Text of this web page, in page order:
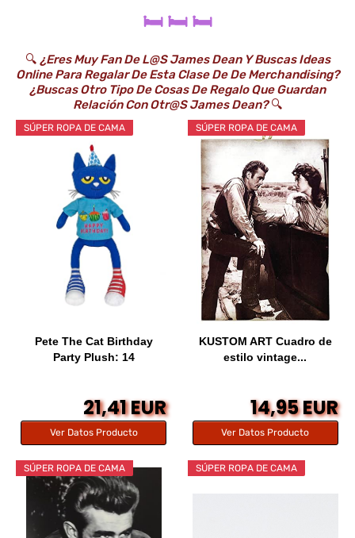
🛏️ 🛏️ 🛏️
🔍 ¿Eres Muy Fan De L@s James Dean Y Buscas Ideas
Online Para Regalar De Esta Clase De De Merchandising?
¿Buscas Otro Tipo De Cosas De Regalo Que Guardan
Relación Con Otr@s James Dean?🔍
SÚPER ROPA DE CAMA
Pete The Cat Birthday
Party Plush: 14
21,41 EUR
Ver Datos Producto
SÚPER ROPA DE CAMA
KUSTOM ART Cuadro de
estilo vintage...
14,95 EUR
Ver Datos Producto
SÚPER ROPA DE CAMA SÚPER ROPA DE CAMA